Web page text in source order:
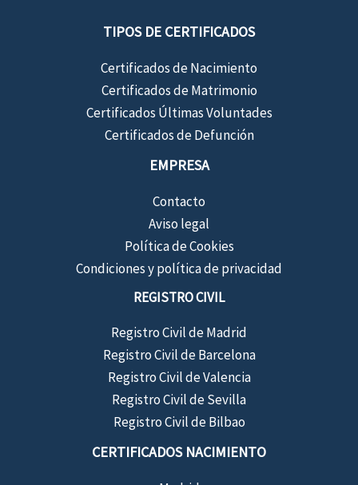
TIPOS DE CERTIFICADOS
Certificados de Nacimiento
Certificados de Matrimonio
Certificados Últimas Voluntades
Certificados de Defunción
EMPRESA
Contacto
Aviso legal
Política de Cookies
Condiciones y política de privacidad
REGISTRO CIVIL
Registro Civil de Madrid
Registro Civil de Barcelona
Registro Civil de Valencia
Registro Civil de Sevilla
Registro Civil de Bilbao
CERTIFICADOS NACIMIENTO